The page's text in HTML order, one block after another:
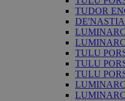
TUDOR
TULU
TULU
TULU